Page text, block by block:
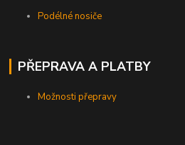
Podélné nosiče
PŘEPRAVA A PLATBY
Možnosti přepravy